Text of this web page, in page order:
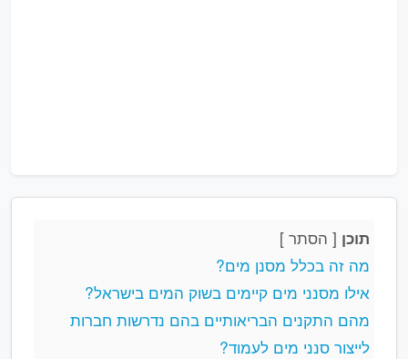
תוכן [ הסתר ]
מה זה בכלל מסנן מים?
אילו מסנני מים קיימים בשוק המים בישראל?
מהם התקנים הבריאותיים בהם נדרשות חברות
לייצור סנני מים לעמוד?